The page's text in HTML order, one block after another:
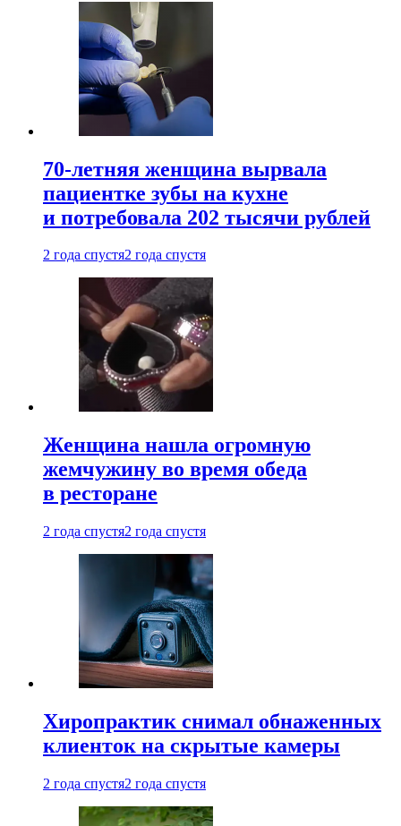
70-летняя женщина вырвала
пациентке зубы на кухне
и потребовала 202 тысячи рублей
2 года спустя2 года спустя
Женщина нашла огромную
жемчужину во время обеда
в ресторане
2 года спустя2 года спустя
Хиропрактик снимал обнаженных
клиенток на скрытые камеры
2 года спустя2 года спустя